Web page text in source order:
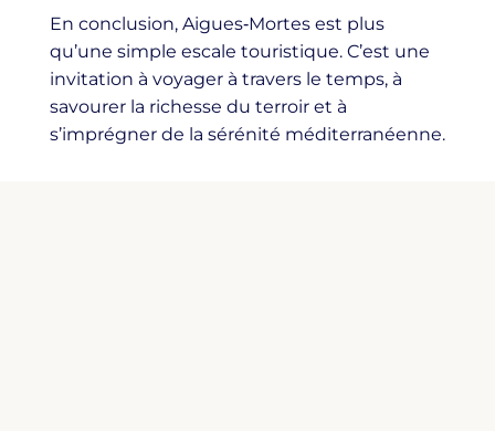
En conclusion, Aigues‑Mortes est plus
qu’une simple escale touristique. C’est une
invitation à voyager à travers le temps, à
savourer la richesse du terroir et à
s’imprégner de la sérénité méditerranéenne.